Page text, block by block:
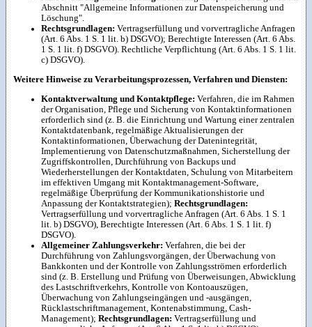
Abschnitt "Allgemeine Informationen zur Datenspeicherung und
Löschung".
Rechtsgrundlagen: Vertragserfüllung und vorvertragliche Anfragen
(Art. 6 Abs. 1 S. 1 lit. b) DSGVO); Berechtigte Interessen (Art. 6 Abs.
1 S. 1 lit. f) DSGVO). Rechtliche Verpflichtung (Art. 6 Abs. 1 S. 1 lit.
c) DSGVO).
Weitere Hinweise zu Verarbeitungsprozessen, Verfahren und Diensten:
Kontaktverwaltung und Kontaktpflege:Verfahren, die im Rahmen
der Organisation, Pflege und Sicherung von Kontaktinformationen
erforderlich sind (z. B. die Einrichtung und Wartung einer zentralen
Kontaktdatenbank, regelmäßige Aktualisierungen der
Kontaktinformationen, Überwachung der Datenintegrität,
Implementierung von Datenschutzmaßnahmen, Sicherstellung der
Zugriffskontrollen, Durchführung von Backups und
Wiederherstellungen der Kontaktdaten, Schulung von Mitarbeitern
im effektiven Umgang mit Kontaktmanagement-Software,
regelmäßige Überprüfung der Kommunikationshistorie und
Anpassung der Kontaktstrategien);Rechtsgrundlagen:
Vertragserfüllung und vorvertragliche Anfragen (Art. 6 Abs. 1 S. 1
lit. b) DSGVO), Berechtigte Interessen (Art. 6 Abs. 1 S. 1 lit. f)
DSGVO).
Allgemeiner Zahlungsverkehr:Verfahren, die bei der
Durchführung von Zahlungsvorgängen, der Überwachung von
Bankkonten und der Kontrolle von Zahlungsströmen erforderlich
sind (z. B. Erstellung und Prüfung von Überweisungen, Abwicklung
des Lastschriftverkehrs, Kontrolle von Kontoauszügen,
Überwachung von Zahlungseingängen und -ausgängen,
Rücklastschriftmanagement, Kontenabstimmung, Cash-
Management);Rechtsgrundlagen: Vertragserfüllung und